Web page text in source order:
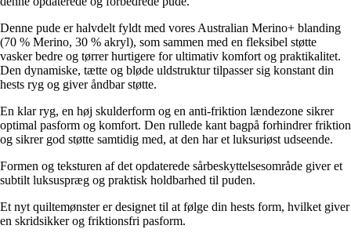
Denne pude er halvdelt fyldt med vores Australian Merino+ blanding
(70 % Merino, 30 % akryl), som sammen med en fleksibel støtte
vasker bedre og tørrer hurtigere for ultimativ komfort og praktikalitet.
Den dynamiske, tætte og bløde uldstruktur tilpasser sig konstant din
hests ryg og giver åndbar støtte.
En klar ryg, en høj skulderform og en anti-friktion lændezone sikrer
optimal pasform og komfort. Den rullede kant bagpå forhindrer friktion
og sikrer god støtte samtidig med, at den har et luksuriøst udseende.
Formen og teksturen af det opdaterede sårbeskyttelsesområde giver et
subtilt luksuspræg og praktisk holdbarhed til puden.
Et nyt quiltemønster er designet til at følge din hests form, hvilket giver
en skridsikker og friktionsfri pasform.